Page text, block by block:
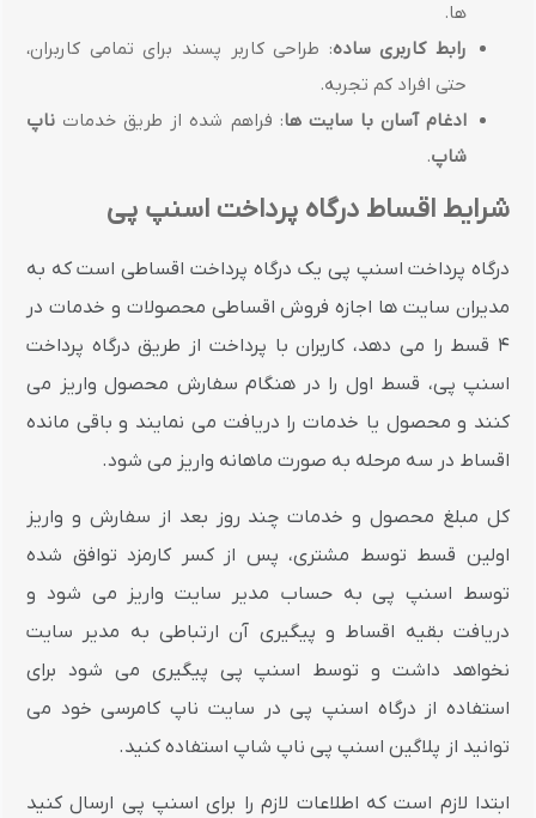
ها.
رابط کاربری ساده: طراحی کاربر پسند برای تمامی کاربران،
حتی افراد کم تجربه.
ادغام آسان با سایت ها: فراهم شده از طریق خدمات ناپ
شاپ.
شرایط اقساط درگاه پرداخت اسنپ پی
درگاه پرداخت اسنپ پی یک درگاه پرداخت اقساطی است که به
مدیران سایت ها اجازه فروش اقساطی محصولات و خدمات در
۴ قسط را می دهد، کاربران با پرداخت از طریق درگاه پرداخت
اسنپ پی، قسط اول را در هنگام سفارش محصول واریز می
کنند و محصول یا خدمات را دریافت می نمایند و باقی مانده
اقساط در سه مرحله به صورت ماهانه واریز می شود.
کل مبلغ محصول و خدمات چند روز بعد از سفارش و واریز
اولین قسط توسط مشتری، پس از کسر کارمزد توافق شده
توسط اسنپ پی به حساب مدیر سایت واریز می شود و
دریافت بقیه اقساط و پیگیری آن ارتباطی به مدیر سایت
نخواهد داشت و توسط اسنپ پی پیگیری می شود برای
استفاده از درگاه اسنپ پی در سایت ناپ کامرسی خود می
توانید از پلاگین اسنپ پی ناپ شاپ استفاده کنید.
ابتدا لازم است که اطلاعات لازم را برای اسنپ پی ارسال کنید